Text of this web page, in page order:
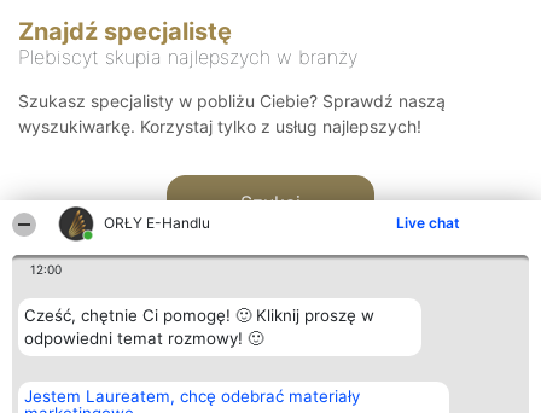
ORŁY E-Handlu Live chat
12:00
Cześć, chętnie Ci pomogę! 🙂 Kliknij proszę w
odpowiedni temat rozmowy! 🙂
Jestem Laureatem, chcę odebrać materiały
Znajdź specjalistę
Plebiscyt skupia najlepszych w branży
Szukasz specjalisty w pobliżu Ciebie? Sprawdź naszą
wyszukiwarkę. Korzystaj tylko z usług najlepszych!
Szukaj
Organizator plebiscytu
Bright Side Solutions sp. z o.
Plebiscyt
Laureaci
Kontakt
Kontakt